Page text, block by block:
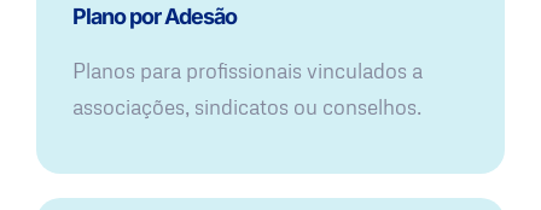
Plano por Adesão
Planos para profissionais vinculados a
associações, sindicatos ou conselhos.